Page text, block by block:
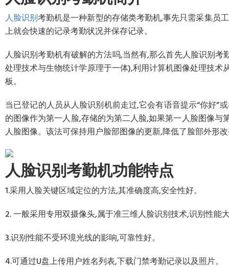
人脸识别考勤机是一种新型的存储类考勤机,事先只需采集员
上就会快速的记录考勤状况并保存记录。
人脸识别考勤机有破解的方法吗,当然有,那么首先人脸识别
处理技术与生物统计学原理于一体),利用计算机图像处理技
板。
当已登记的人员从人脸识别机前走过,它会有语音提示“你好”
的图像作为第一人脸,存储的为第二人脸,如果第一人脸图像
人脸图像。该法可保持用户脸部图像的更新,降低了脸部外形
人脸识别考勤机功能特点
1.采用人脸关键区域定位的方法,其准确度高,安全性好。
2. 一般采用专用双摄像头,属于准三维人脸识别技术,识别性
3.识别性能不受环境光线的影响,可靠性好。
4.可通过U盘上传用户姓名列表,下载门禁考勤记录以及照片。